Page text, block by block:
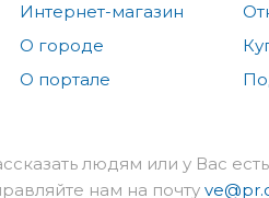
Интернет-магазин
О городе
О портале
людям или у Вас
нам на почту